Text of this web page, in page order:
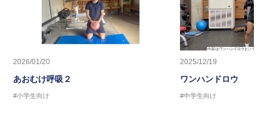
2026/01/20
あおむけ呼吸２
#小学生向け
2025/12/19
ワンハンドロウ
#中学生向け